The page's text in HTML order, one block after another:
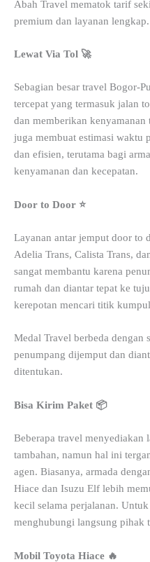
Abah Travel mematok tarif
premium dan layanan lengkap.
Lewat Via Tol 🚀
Sebagian besar travel Bogor-
tercepat yang termasuk jalan
dan memberikan kenyamanan
juga membuat estimasi waktu
dan efisien, terutama bagi
kenyamanan dan kecepatan.
Door to Door ⭐
Layanan antar jemput door to
Adelia Trans, Calista Trans,
sangat membantu karena
rumah dan diantar tepat ke
kerepotan mencari titik
Medal Travel berbeda dengan
penumpang dijemput dan
ditentukan.
Bisa Kirim Paket 📦
Beberapa travel menyediakan
tambahan, namun hal ini
agen. Biasanya, armada
Hiace dan Isuzu Elf lebih
kecil selama perjalanan.
menghubungi langsung pihak
Mobil Toyota Hiace 🔥